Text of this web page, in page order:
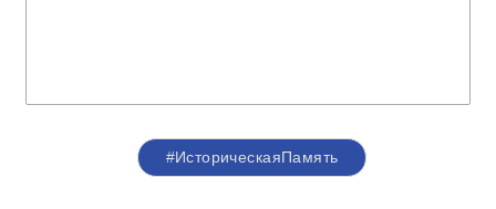
#ИсторическаяПамять